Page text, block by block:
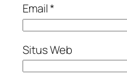
Email*
Situs Web